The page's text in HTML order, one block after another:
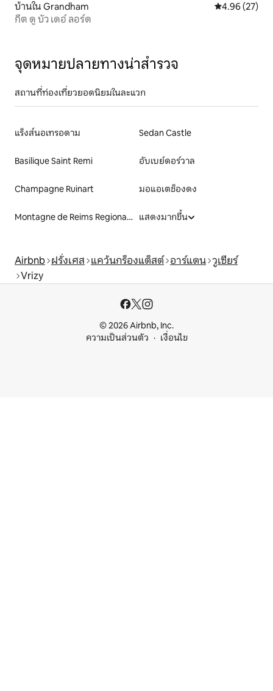
บ้านใน Grandham คะแนนเฉลี่ย
4.96 (27)
กีต ดู บัว เดอ์ ลอร์ด
จุดหมายปลายทางน่าสำรวจ
สถานที่ท่องเที่ยวยอดนิยมในละแวก
แร็งส์นอเทรอดาม Sedan Castle
Basilique Saint Remi อับเบย์ดอร์วาล
Champagne Ruinart มอแอเตช็องดง
Montagne de Reims Regional Natural Park แสดงมากขึ้น
Airbnb ฝรั่งเศส แคว้นกร็องแต็สต์ อาร์แดน วูเซียร์
Vrizy
© 2026 Airbnb, Inc.
ความเป็นส่วนตัว
เงื่อนไข